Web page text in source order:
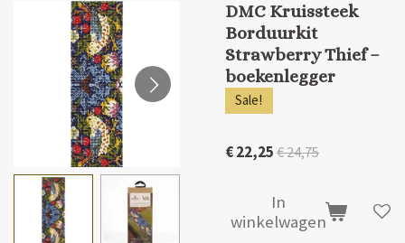
DMC Kruissteek
Borduurkit
Strawberry Thief –
boekenlegger
Sale!
€ 22,25 € 24,75
In
winkelwagen